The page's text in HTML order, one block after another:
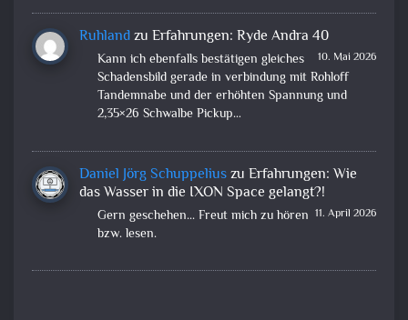
Ruhlandzu Erfahrungen: Ryde Andra 40
10. Mai 2026
Kann ich ebenfalls bestätigen gleiches
Schadensbild gerade in verbindung mit Rohloff
Tandemnabe und der erhöhten Spannung und
2,35×26 Schwalbe Pickup…
Daniel Jörg Schuppeliuszu Erfahrungen: Wie
das Wasser in die IXON Space gelangt?!
11. April 2026
Gern geschehen... Freut mich zu hören
bzw. lesen.